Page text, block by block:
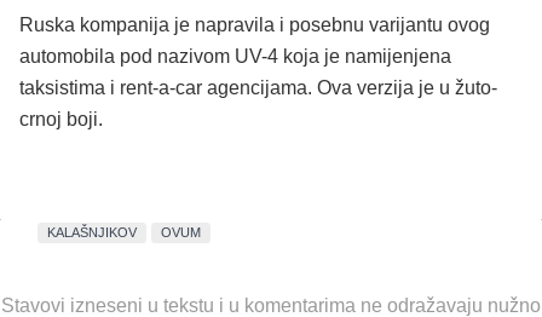
Ruska kompanija je napravila i posebnu varijantu ovog
automobila pod nazivom UV-4 koja je namijenjena
taksistima i rent-a-car agencijama. Ova verzija je u žuto-
crnoj boji.
KALAŠNJIKOV OVUM
Stavovi izneseni u tekstu i u komentarima ne odražavaju nužno